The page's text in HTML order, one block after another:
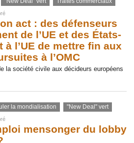
act : des défenseurs
de l’UE et des États-
à l’UE de mettre fin aux
à l’OMC
la société civile aux décideurs européens
la mondialisation "New Deal" vert
mensonger du lobby